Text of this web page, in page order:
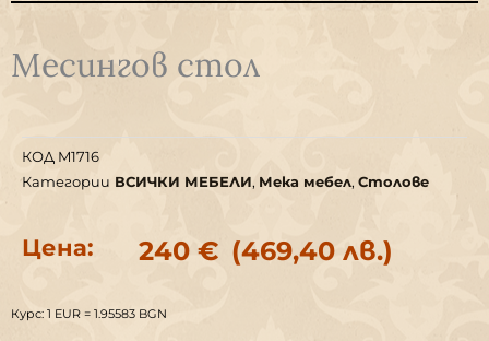
Месингов стол
КОД M1716
Категории ВСИЧКИ МЕБЕЛИ, Мека мебел, Столове
Цена: 240 € (469,40 лв.)
Курс: 1 EUR = 1.95583 BGN